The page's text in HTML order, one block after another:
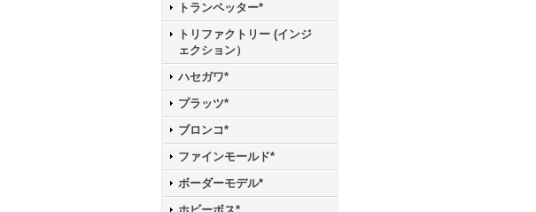
トランペッター*
トリファクトリー (インジ
ェクション）
ハセガワ*
プラッツ*
ブロンコ*
ファインモールド*
ボーダーモデル*